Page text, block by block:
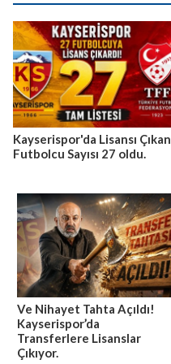
Kayserispor'da Lisansı Çıkan
Futbolcu Sayısı 27 oldu.
Ve Nihayet Tahta Açıldı!
Kayserispor’da
Transferlere Lisanslar
Çıkıyor.